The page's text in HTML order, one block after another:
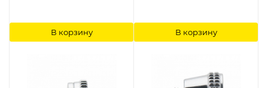
В корзину В корзину